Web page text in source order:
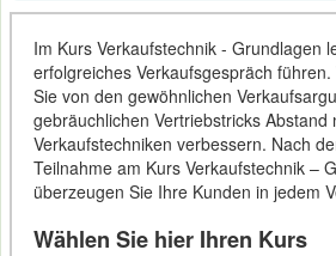
Im Kurs Verkaufstechnik - Grundlagen
erfolgreiches Verkaufsgespräch
Sie von den gewöhnlichen
gebräuchlichen Vertriebstricks
Verkaufstechniken verbessern. Nach
Teilnahme am Kurs Verkaufstechnik –
überzeugen Sie Ihre Kunden in jedem
Wählen Sie hier Ihren Kurs